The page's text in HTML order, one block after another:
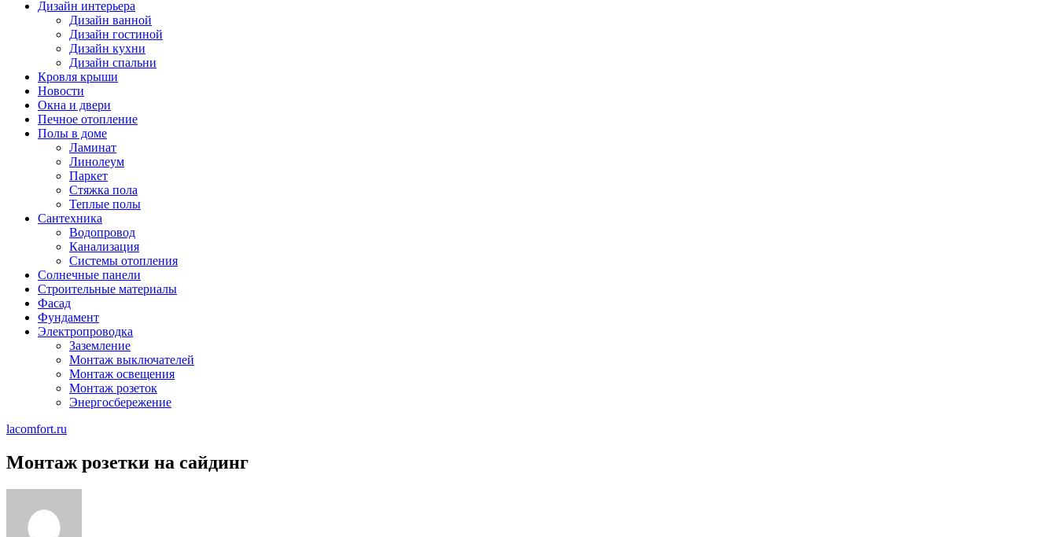
Дизайн интерьера
Дизайн ванной
Дизайн гостиной
Дизайн кухни
Дизайн спальни
Кровля крыши
Новости
Окна и двери
Печное отопление
Полы в доме
Ламинат
Линолеум
Паркет
Стяжка пола
Теплые полы
Сантехника
Водопровод
Канализация
Системы отопления
Солнечные панели
Строительные материалы
Фасад
Фундамент
Электропроводка
Заземление
Монтаж выключателей
Монтаж освещения
Монтаж розеток
Энергосбережение
lacomfort.ru
Монтаж розетки на сайдинг